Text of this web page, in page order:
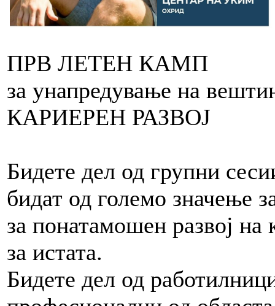
ПРВ ЛЕТЕН КАМП
за унапредување на
КАРИЕРЕН РАЗВОЈ
Бидете дел од групни
бидат од големо значење
за понатамошен развој на
за истата.
Бидете дел од